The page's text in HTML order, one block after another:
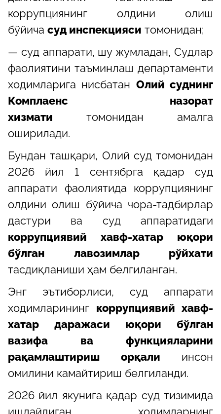
коррупциянинг олдини олиш
бўйича суд инспекцияси томонидан;
— суд аппарати, шу жумладан, Судлар
фаолиятини таъминлаш департаменти
ходимларига нисбатан Олий суднинг
Комплаенс назорат
хизмати томонидан амалга
оширилади.
Бундан ташқари, Олий суд томонидан
2026 йил 1 сентябрга қадар суд
аппарати фаолиятида коррупциянинг
олдини олиш бўйича чора-тадбирлар
дастури ва суд аппаратидаги
коррупциявий хавф-хатар юқори
бўлган лавозимлар рўйхати
тасдиқланиши ҳам белгиланган.
Энг эътиборлиси, суд аппарати
ходимларининг коррупциявий хавф-
хатар даражаси юқори бўлган
вазифа ва функцияларини
рақамлаштириш орқали инсон
омилини камайтириш белгиланди.
2026 йил якунига қадар суд тизимида